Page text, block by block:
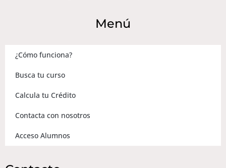
Menú
¿Cómo funciona?
Busca tu curso
Calcula tu Crédito
Contacta con nosotros
Acceso Alumnos